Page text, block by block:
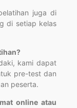
juga di
di setiap kelas
kami dapat
pre-test dan
peserta.
online atau